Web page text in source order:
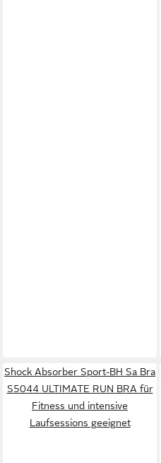
Shock Absorber Sport-BH Sa Bra
S5044 ULTIMATE RUN BRA für
Fitness und intensive
Laufsessions geeignet